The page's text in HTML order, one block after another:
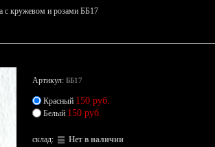
с кружевом и розами ББ17
Артикул: ББ17
Красный 150 руб.
Белый 150 руб.
склад: Нет в наличии